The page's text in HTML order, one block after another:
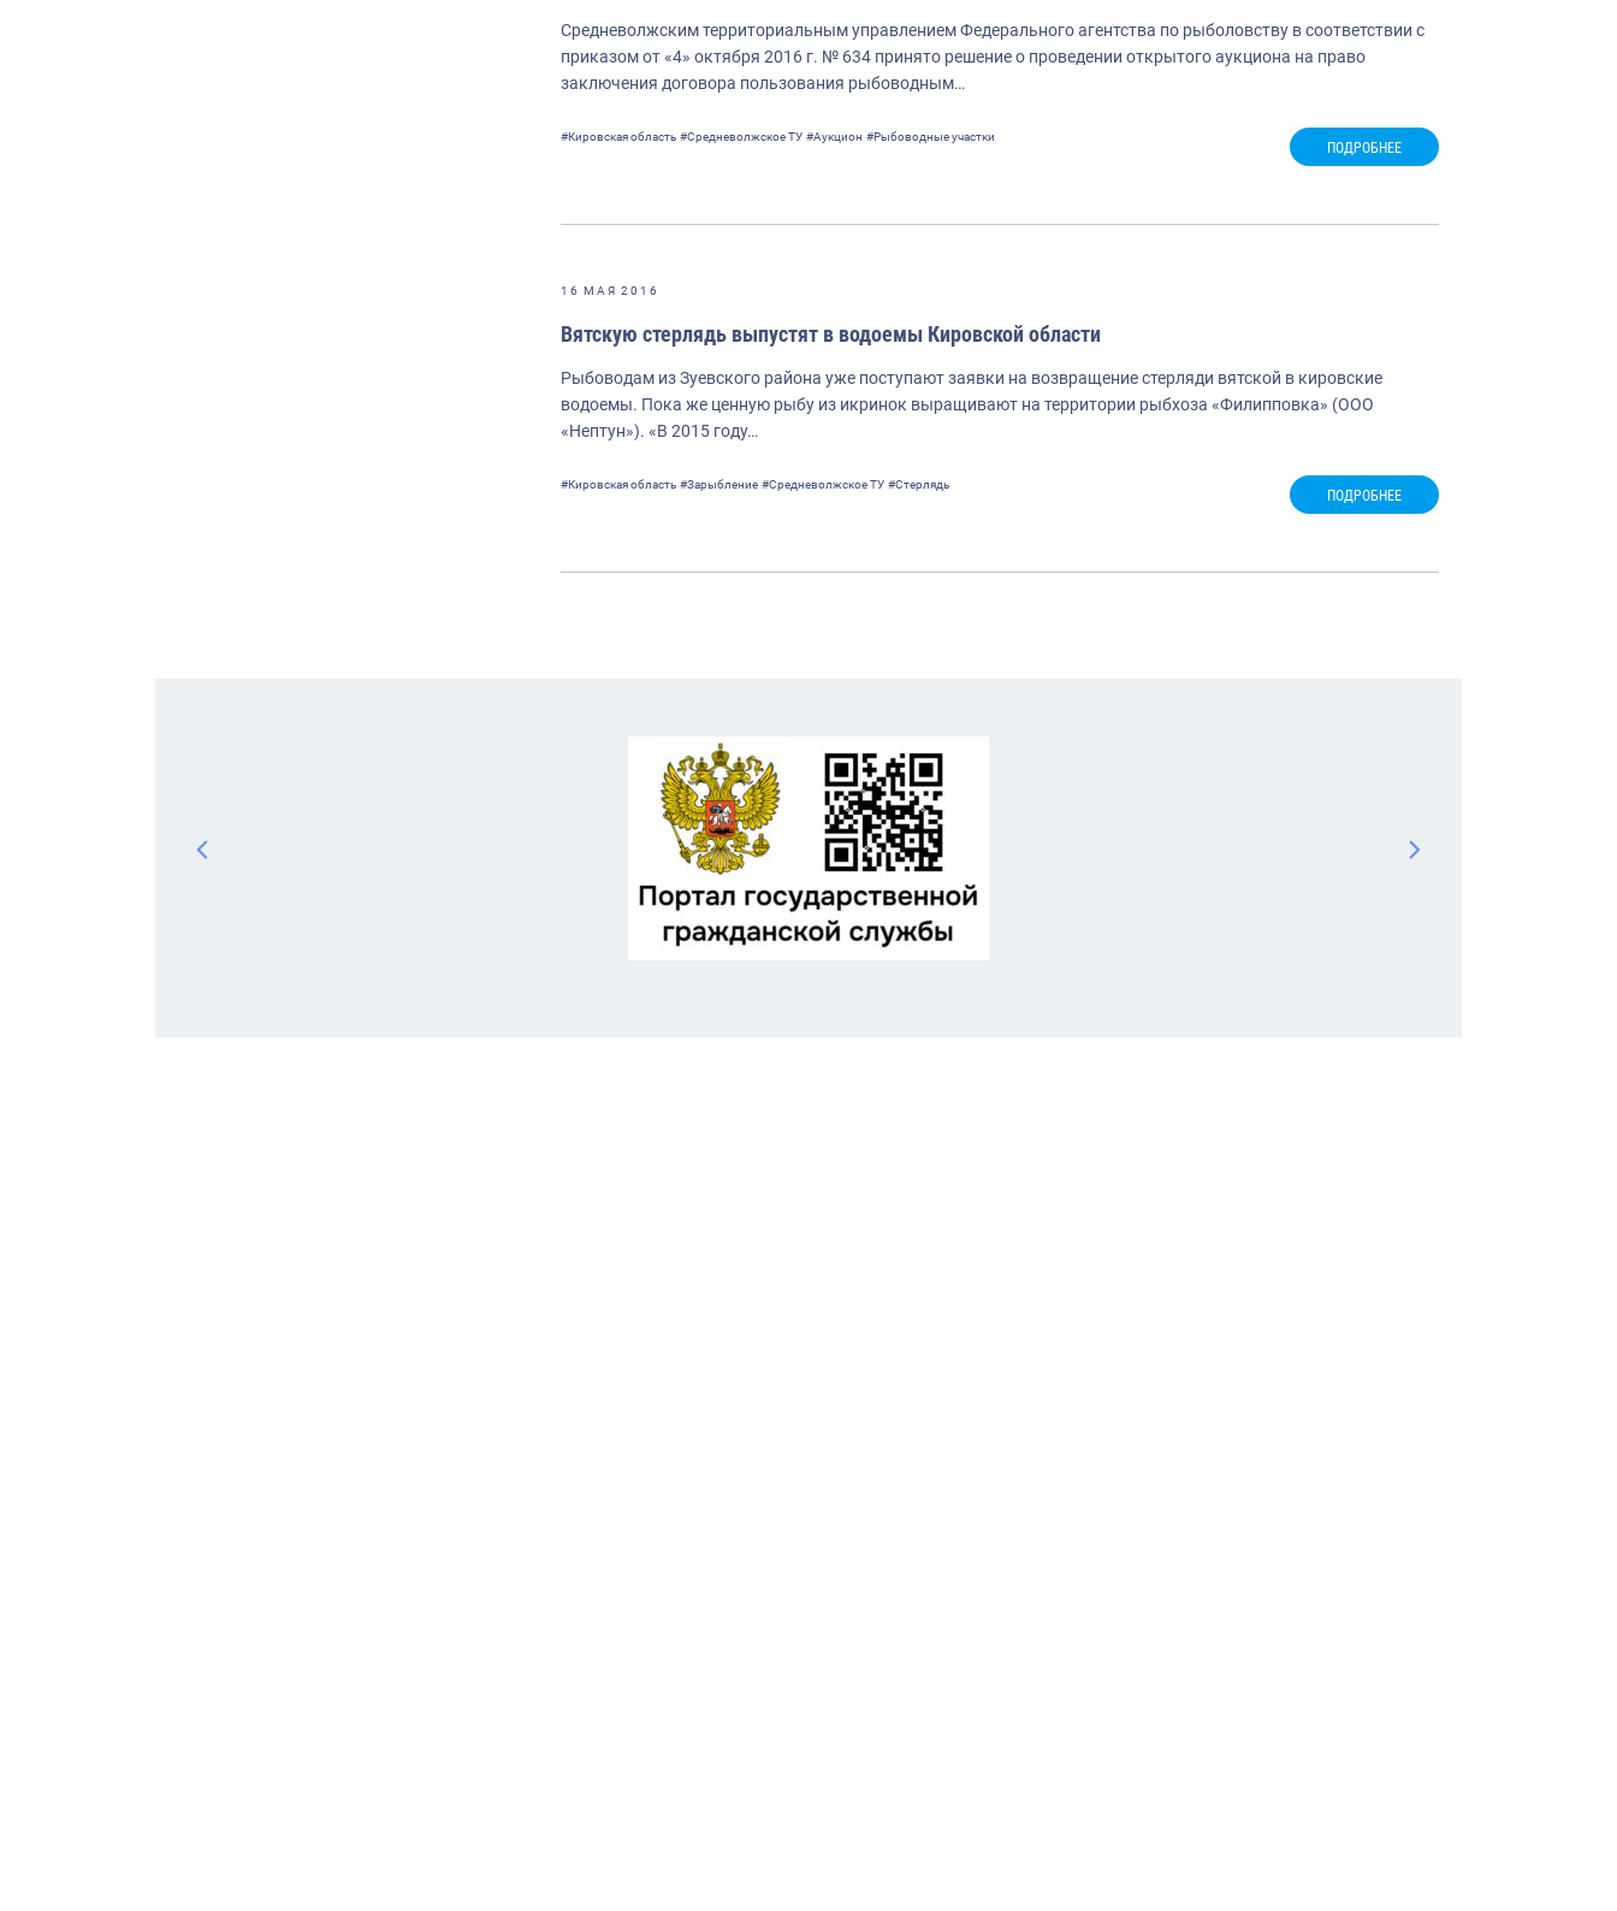
Средневолжским территориальным управлением Федерального агентства по рыболовству в соответствии с
приказом от «4» октября 2016 г. № 634 принято решение о проведении открытого аукциона на право
заключения договора пользования рыбоводным…
#Кировская область #Средневолжское ТУ #Аукцион #Рыбоводные участки
ПОДРОБНЕЕ
16 МАЯ 2016
Вятскую стерлядь выпустят в водоемы Кировской области
Рыбоводам из Зуевского района уже поступают заявки на возвращение стерляди вятской в кировские
водоемы. Пока же ценную рыбу из икринок выращивают на территории рыбхоза «Филипповка» (ООО
«Нептун»). «В 2015 году…
#Кировская область #Зарыбление #Средневолжское ТУ #Стерлядь
ПОДРОБНЕЕ